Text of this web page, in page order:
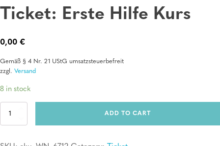
Ticket: Erste Hilfe Kurs
0,00 €
Gemäß § 4 Nr. 21 UStG umsatzsteuerbefreit
zzgl. Versand
8 in stock
Ticket:
ADD TO CART